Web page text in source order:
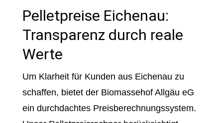
Pelletpreise Eichenau:
Transparenz durch reale
Werte
Um Klarheit für Kunden aus Eichenau zu
schaffen, bietet der Biomassehof Allgäu eG
ein durchdachtes Preisberechnungssystem.